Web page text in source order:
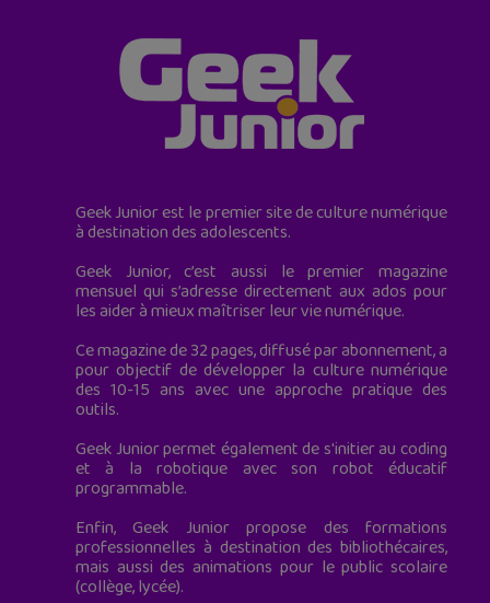
Geek Junior est le premier site de culture numérique
à destination des adolescents.
Geek Junior, c’est aussi le premier magazine
mensuel qui s’adresse directement aux ados pour
les aider à mieux maîtriser leur vie numérique.
Ce magazine de 32 pages, diffusé par abonnement, a
pour objectif de développer la culture numérique
des 10-15 ans avec une approche pratique des
outils.
Geek Junior permet également de s'initier au coding
et à la robotique avec son robot éducatif
programmable.
Enfin, Geek Junior propose des formations
professionnelles à destination des bibliothécaires,
mais aussi des animations pour le public scolaire
(collège, lycée).